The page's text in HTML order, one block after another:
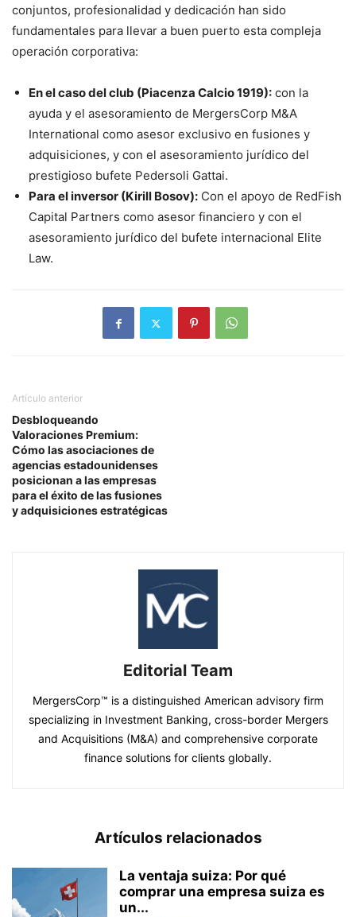
conjuntos, profesionalidad y dedicación han sido
fundamentales para llevar a buen puerto esta compleja
operación corporativa:
En el caso del club (Piacenza Calcio 1919): con la
ayuda y el asesoramiento de MergersCorp M&A
International como asesor exclusivo en fusiones y
adquisiciones, y con el asesoramiento jurídico del
prestigioso bufete Pedersoli Gattai.
Para el inversor (Kirill Bosov): Con el apoyo de RedFish
Capital Partners como asesor financiero y con el
asesoramiento jurídico del bufete internacional Elite
Law.
Artículo anterior
Desbloqueando
Valoraciones Premium:
Cómo las asociaciones de
agencias estadounidenses
posicionan a las empresas
para el éxito de las fusiones
y adquisiciones estratégicas
Editorial Team
MergersCorp™ is a distinguished American advisory firm
specializing in Investment Banking, cross-border Mergers
and Acquisitions (M&A) and comprehensive corporate
finance solutions for clients globally.
Artículos relacionados
La ventaja suiza: Por qué
comprar una empresa suiza es
un...